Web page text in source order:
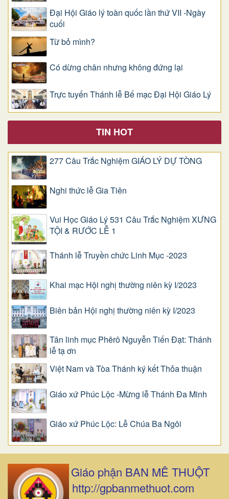
Đại Hội Giáo lý toàn quốc lần thứ VII -Ngày
cuối
Từ bỏ mình?
Có dừng chân nhưng không đứng lại
Trực tuyến Thánh lễ Bế mạc Đại Hội Giáo Lý
TIN HOT
277 Câu Trắc Nghiệm GIÁO LÝ DỰ TÒNG
Nghi thức lễ Gia Tiên
Vui Học Giáo Lý 531 Câu Trắc Nghiệm XƯNG
TỘI & RƯỚC LỄ 1
Thánh lễ Truyền chức Linh Mục -2023
Khai mạc Hội nghị thường niên kỳ I/2023
Biên bản Hội nghị thường niên kỳ I/2023
Tân linh mục Phêrô Nguyễn Tiến Đạt: Thánh
lễ tạ ơn
Việt Nam và Tòa Thánh ký kết Thỏa thuận
Giáo xứ Phúc Lộc -Mừng lễ Thánh Đa Minh
Giáo xứ Phúc Lộc: Lễ Chúa Ba Ngôi
Giáo phận BAN MÊ THUỘT
http://gpbanmethuot.com